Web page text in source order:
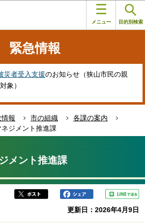
メニュー 目的別検索
緊急情報
災者受入支援のお知らせ（狭山市民の親
象）
報 市の組織
各課の案内
ジメント推進課
メント推進課
更新日：2026年4月9日